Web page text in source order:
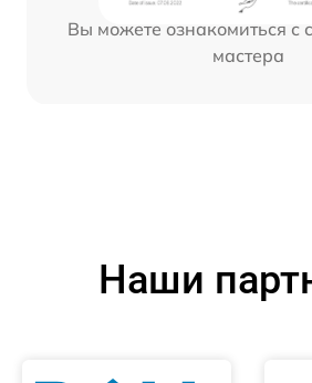
Вы можете ознакомиться с
мастера
Наши